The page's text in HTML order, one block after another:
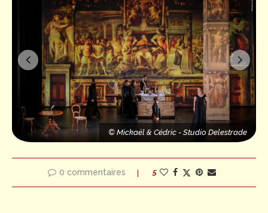
© Mickaël & Cédric - Studio Delestrade© Mickaël
& Cédric - Studio Delestrade
0 commentaires 5